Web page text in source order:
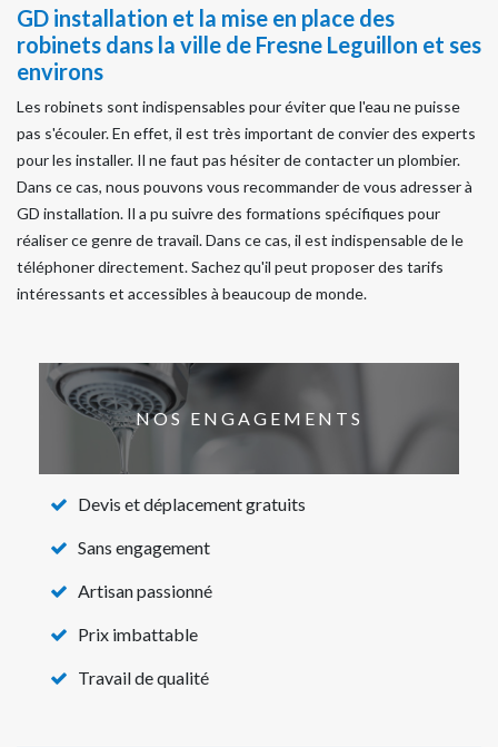
GD installation et la mise en place des
robinets dans la ville de Fresne Leguillon et ses
environs
Les robinets sont indispensables pour éviter que l'eau ne puisse
pas s'écouler. En effet, il est très important de convier des experts
pour les installer. Il ne faut pas hésiter de contacter un plombier.
Dans ce cas, nous pouvons vous recommander de vous adresser à
GD installation. Il a pu suivre des formations spécifiques pour
réaliser ce genre de travail. Dans ce cas, il est indispensable de le
téléphoner directement. Sachez qu'il peut proposer des tarifs
intéressants et accessibles à beaucoup de monde.
NOS ENGAGEMENTS
Devis et déplacement gratuits
Sans engagement
Artisan passionné
Prix imbattable
Travail de qualité